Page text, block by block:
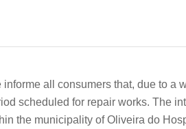
informe all consumers that, due to a
scheduled for repair works. The
the municipality of Oliveira do